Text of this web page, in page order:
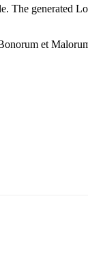
The generated
et